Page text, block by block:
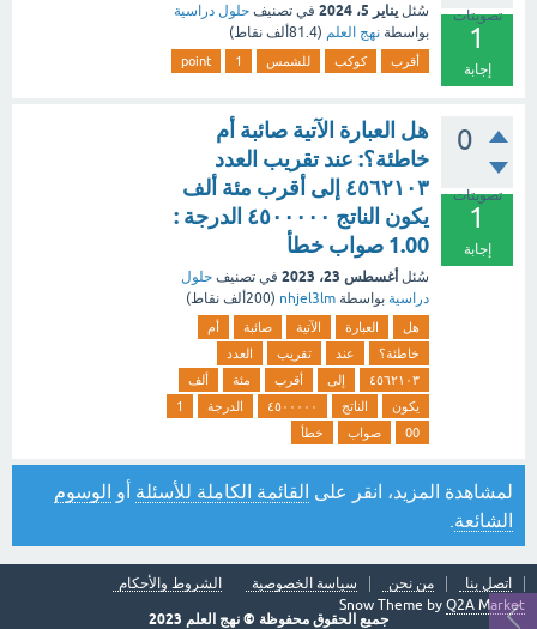
تصويتات
1
إجابة
سُئل يناير 5، 2024 في تصنيف حلول دراسية
بواسطة نهج العلم (81.4ألف نقاط)
أقرب كوكب للشمس 1
point
0
تصويتات
1
إجابة
هل العبارة الآتية صائبة أم
خاطئة؟: عند تقريب العدد
٤٥٦٢١٠٣ إلى أقرب مئة ألف
يكون الناتج ٤٥٠٠٠٠٠ الدرجة :
1.00 صواب خطأ
سُئل أغسطس 23، 2023 في تصنيف حلول
دراسية بواسطة nhjel3lm
(200ألف نقاط)
هل العبارة الآتية صائبة
أم
خاطئة؟
عند تقريب
العدد
٤٥٦٢١٠٣
إلى أقرب مئة
ألف
يكون
الناتج ٤٥٠٠٠٠٠ الدرجة
1
00
صواب خطأ
لمشاهدة المزيد، انقر على القائمة الكاملة للأسئلة أو الوسوم
الشائعة
اتصل بنا من نحن سياسة الخصوصية
الشروط والأحكام
Snow Theme by Q2A Market
جميع الحقوق محفوظة © نهج العلم 2023